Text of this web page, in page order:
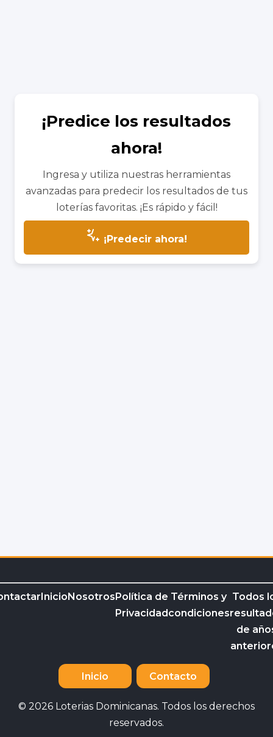
¡Predice los resultados
ahora!
Ingresa y utiliza nuestras herramientas
avanzadas para predecir los resultados de tus
loterías favoritas. ¡Es rápido y fácil!
¡Predecir ahora!
Inicio Nosotros Política de
Privacidad
Términos y
condiciones
Todos
de
Inicio Contacto
© 2026 Loterias Dominicanas. Todos los derechos
reservados.